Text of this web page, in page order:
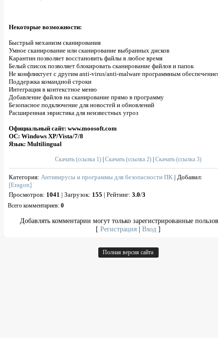
Некоторые возможности:
Быстрый механизм сканирования
Умное сканирование или сканирование выбранных дисков
Карантин позволяет восстановить файлы в любое время
Белый список позволяет блокировать сканирование файлов и папок
Не конфликтует с другим anti-virus/anti-malware программным
Поддержка командной строки
Интеграция в контекстное меню
Добавление файлов на сканирование прямо в программу
Безопасное подключение для новостей и обновлений
Расширенная эвристика для неизвестных угроз
Официальный сайт: www.moosoft.com
ОС: Windows XP/Vista/7/8
Язык: Multilingual
Скачать (ссылка 1) Скачать (ссылка 2) Скачать (ссылка 3)
Категория: Антивирусы и программы для безопасности ПК | Добавил:
[Eragon]
Просмотров: 1041 | Загрузок: 155 | Рейтинг: 3.0/3
Всего комментариев: 0
Добавлять комментарии могут только зарегистрированные
[ Регистрация | Вход ]
Полная версия сайта